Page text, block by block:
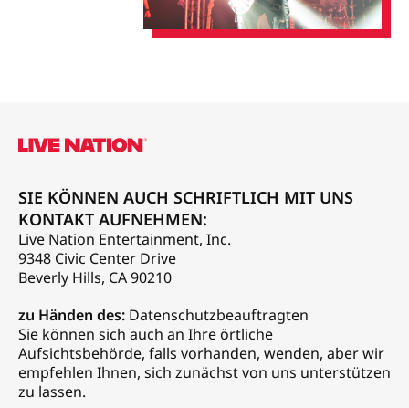
SIE KÖNNEN AUCH SCHRIFTLICH MIT UNS
KONTAKT AUFNEHMEN:
Live Nation Entertainment, Inc.
9348 Civic Center Drive
Beverly Hills, CA 90210
zu Händen des: Datenschutzbeauftragten
Sie können sich auch an Ihre örtliche
Aufsichtsbehörde, falls vorhanden, wenden, aber wir
empfehlen Ihnen, sich zunächst von uns unterstützen
zu lassen.